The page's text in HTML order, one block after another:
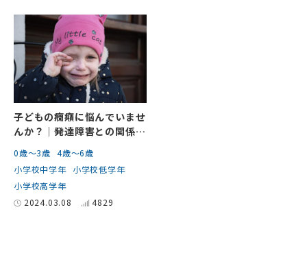
子どもの癇癪に悩んでいませ
んか？│発達障害との関係や
0歳～3歳 4歳～6歳
小学校中学年 小学校低学年
小学校高学年
2024.03.08
4829